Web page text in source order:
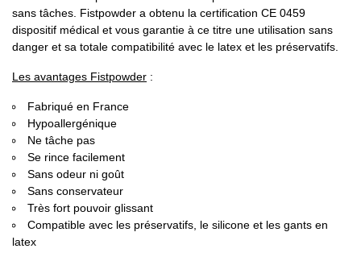
sans tâches. Fistpowder a obtenu la certification CE 0459
dispositif médical et vous garantie à ce titre une utilisation sans
danger et sa totale compatibilité avec le latex et les préservatifs.
Les avantages Fistpowder :
Fabriqué en France
Hypoallergénique
Ne tâche pas
Se rince facilement
Sans odeur ni goût
Sans conservateur
Très fort pouvoir glissant
Compatible avec les préservatifs, le silicone et les gants en
latex